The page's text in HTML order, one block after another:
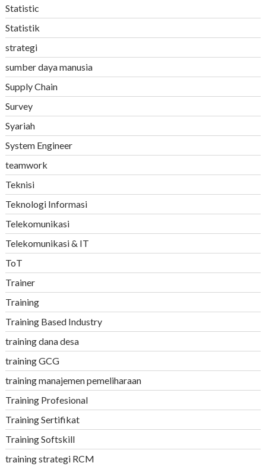
Statistic
Statistik
strategi
sumber daya manusia
Supply Chain
Survey
Syariah
System Engineer
teamwork
Teknisi
Teknologi Informasi
Telekomunikasi
Telekomunikasi & IT
ToT
Trainer
Training
Training Based Industry
training dana desa
training GCG
training manajemen pemeliharaan
Training Profesional
Training Sertifikat
Training Softskill
training strategi RCM